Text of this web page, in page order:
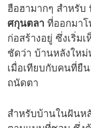
ฮือฮามากๆ สำหรั
ศกุนตลา ที่ออกมา
ก่อสร้างอยู่ ซึ่งเริ่ม
ชัดว่า บ้านหลังใหม่
เมื่อเทียบกับคนที่ยื
ถนัดตา
สำหรับบ้านในฝันห